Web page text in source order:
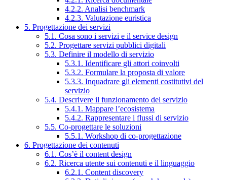
4.2.2. Analisi benchmark
4.2.3. Valutazione euristica
5. Progettazione dei servizi
5.1. Cosa sono i servizi e il service design
5.2. Progettare servizi pubblici digitali
5.3. Definire il modello di servizio
5.3.1. Identificare gli attori coinvolti
5.3.2. Formulare la proposta di valore
5.3.3. Inquadrare gli elementi costitutivi del
servizio
5.4. Descrivere il funzionamento del servizio
5.4.1. Mappare l’ecosistema
5.4.2. Rappresentare i flussi di servizio
5.5. Co-progettare le soluzioni
5.5.1. Workshop di co-progettazione
6. Progettazione dei contenuti
6.1. Cos’è il content design
6.2. Ricerca utente sui contenuti e il linguaggio
6.2.1. Content discovery